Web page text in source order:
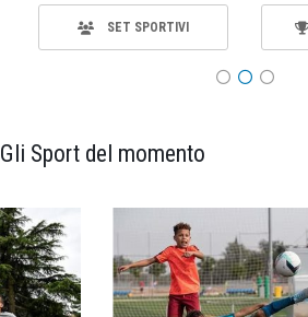
PREMI SPORTIVI
Gli Sport del momento